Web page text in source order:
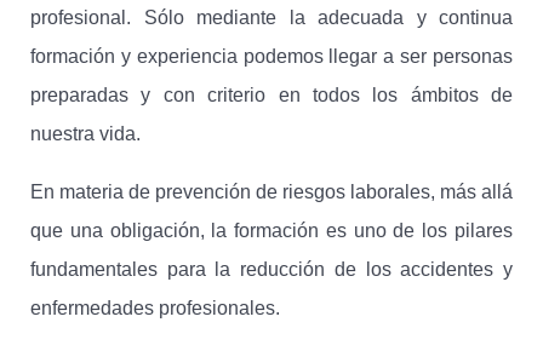
profesional. Sólo mediante la adecuada y continua
formación y experiencia podemos llegar a ser personas
preparadas y con criterio en todos los ámbitos de
nuestra vida.
En materia de prevención de riesgos laborales, más allá
que una obligación, la formación es uno de los pilares
fundamentales para la reducción de los accidentes y
enfermedades profesionales.